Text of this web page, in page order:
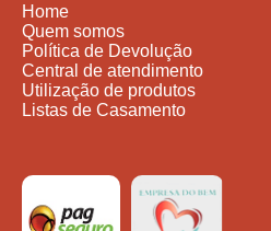
Home
Quem somos
Política de Devolução
Central de atendimento
Utilização de produtos
Listas de Casamento